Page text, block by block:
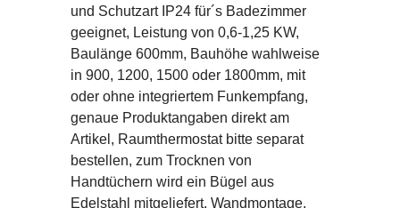
und Schutzart IP24 für´s Badezimmer
geeignet, Leistung von 0,6-1,25 KW,
Baulänge 600mm, Bauhöhe wahlweise
in 900, 1200, 1500 oder 1800mm, mit
oder ohne integriertem Funkempfang,
genaue Produktangaben direkt am
Artikel, Raumthermostat bitte separat
bestellen, zum Trocknen von
Handtüchern wird ein Bügel aus
Edelstahl mitgeliefert, Wandmontage,